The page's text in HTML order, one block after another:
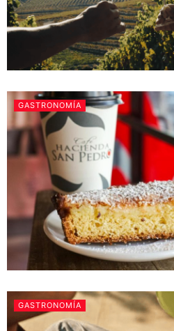
GASTRONOMÍA
GASTRONOMÍA